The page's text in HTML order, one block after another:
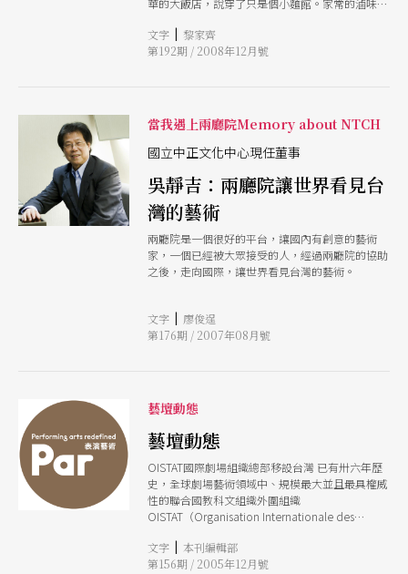
華的大飯店，說穿了只是個小麵館。家常的滷味、
瓜，配上清蒸螃蟹，再來碗美其名的「四寶湯」番
茄、青菜、豆腐、蛋花、灑些青蔥、麻油。和正統
樣的一桌「物資缺乏」與「龍蛇混雜」，正是眷村
菜的神髓之一，也反映了當年竹籬笆內的生活點
滴。 眷村，這個曾經在台灣落腳、築夢、生根，
蕾的感官記憶之中嗎？答案當然不是，早期在文
學、電影、甚至電視中，我們都不難見到它的影
子，從〈長干行〉、〈斫〉、〈小畢的故事〉到
《老莫的第二個春天》、《竹籬笆外的春天》、
《搭錯車》，《牯嶺街少年殺人事件》它業已逐漸
融合在這片土地上，在福爾摩沙的兼容並蓄之中，
成為華語區另一種獨特的台灣在地文化映照。本月
村》上演之際，帶著讀者一起略覽當年的眷村風
情，與各種創作面貌。 吳靜吉說：「對我們來
講，『台灣』兩個字是帶有情感的；但對世界而
九年舉辦第一屆「台灣國際藝術節」，董事長陳郁
秀提出以「科技」為主軸，點亮「未來之眼」為號
召，要向全球展現台灣源源不斷地爆發能量。面對
這即將到來的國際盛會，本刊將以三個月的特別報
導，為讀者們詳析「台灣國際藝術節」的十二檔國
內外重量級演出。在本期當中，除了兩廳院董事長
陳郁秀的訪問之外，更是請到了各界的大老，來探
討藝術節對一個地區文化的影響。此外，編輯部更
是訪問到國際上重要的藝術節策展單位與藝術觀察
者，希望透過他們的經驗，讓讀者了解全球藝術節
文字 | 黎家齊
第192期 / 2008年12月號
當我遇上兩廳院Memory about NTCH
國立中正文化中心現任董事
吳靜吉：兩廳院讓世界看見台
灣的藝術
兩廳院是一個很好的平台，讓國內有創意的藝術
家，一個已經被大眾接受的人，經過兩廳院的協助
之後，走向國際，讓世界看見台灣的藝術。
文字 | 廖俊逞
第176期 / 2007年08月號
藝壇動態
藝壇動態
OISTAT國際劇場組織總部移設台灣 已有卅六年歷
史，全球劇場藝術領域中、規模最大並且最具權威
性的聯合國教科文組織外圍組織
OISTAT（Organisation Internationale des
Thtre國際舞台美術家劇場建築師暨劇場技術師組
織，簡稱OISTAT），十一月十八日在眾人的見證
文字 | 本刊編輯部
第156期 / 2005年12月號